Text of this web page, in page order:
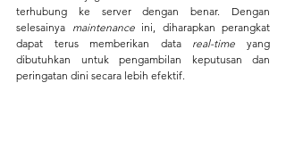
terhubung ke server dengan benar. Dengan
selesainya maintenance ini, diharapkan perangkat
dapat terus memberikan data real-time yang
dibutuhkan untuk pengambilan keputusan dan
peringatan dini secara lebih efektif.